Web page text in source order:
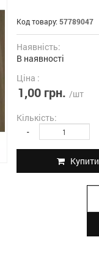
Код товару: 57789047
Наявність:
В наявності
Ціна :
1,00 грн. /шт
Кількість:
-
Купити